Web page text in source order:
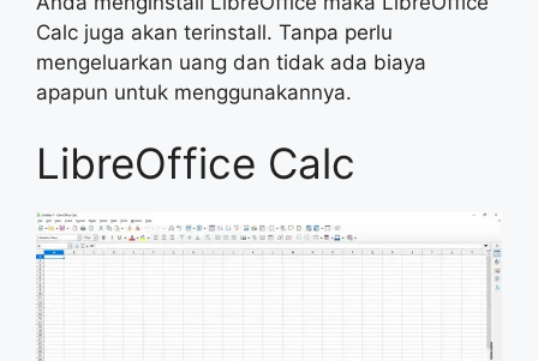
Calc juga akan terinstall. Tanpa perlu
mengeluarkan uang dan tidak ada biaya
apapun untuk menggunakannya.
LibreOffice Calc